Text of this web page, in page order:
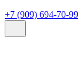
+7 (909) 694-70-99